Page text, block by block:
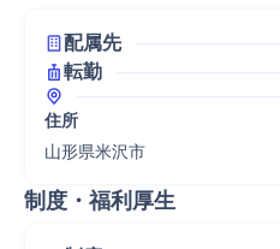
配属先
転勤
住所
山形県米沢市
制度・福利厚生